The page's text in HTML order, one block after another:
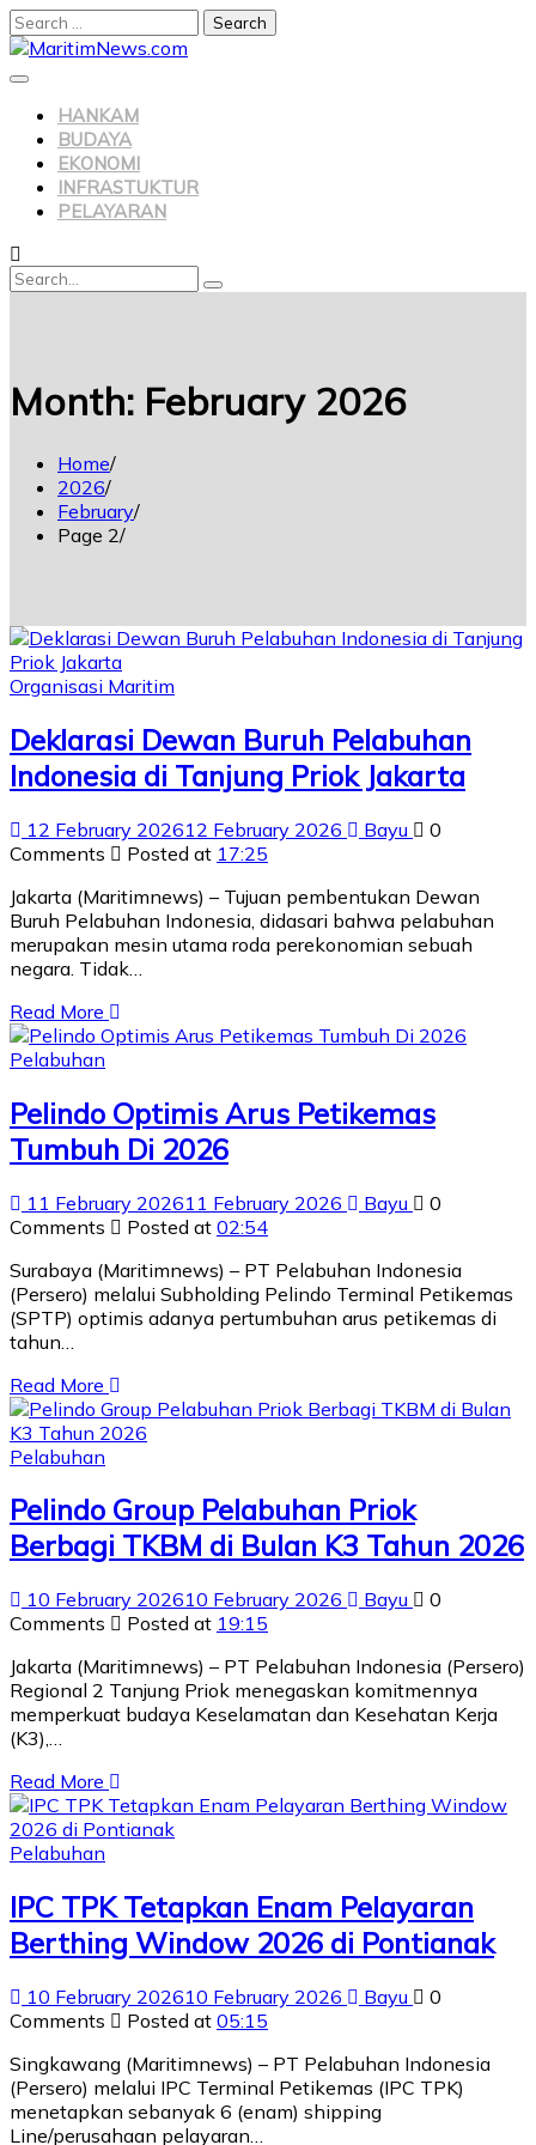
HANKAM
BUDAYA
EKONOMI
INFRASTUKTUR
PELAYARAN
Month: February 2026
Home
2026
February
Page 2
Organisasi Maritim
Deklarasi Dewan Buruh Pelabuhan
Indonesia di Tanjung Priok Jakarta
12 February 202612 February 2026 Bayu
0
Comments
Posted at 17:25
Jakarta (Maritimnews) – Tujuan pembentukan Dewan
Buruh Pelabuhan Indonesia, didasari bahwa pelabuhan
merupakan mesin utama roda perekonomian sebuah
negara. Tidak…
Read More
Pelabuhan
Pelindo Optimis Arus Petikemas
Tumbuh Di 2026
11 February 202611 February 2026 Bayu
0
Comments
Posted at 02:54
Surabaya (Maritimnews) – PT Pelabuhan Indonesia
(Persero) melalui Subholding Pelindo Terminal Petikemas
(SPTP) optimis adanya pertumbuhan arus petikemas di
tahun…
Read More
Pelabuhan
Pelindo Group Pelabuhan Priok
Berbagi TKBM di Bulan K3 Tahun 2026
10 February 202610 February 2026 Bayu
0
Comments
Posted at 19:15
Jakarta (Maritimnews) – PT Pelabuhan Indonesia (Persero)
Regional 2 Tanjung Priok menegaskan komitmennya
memperkuat budaya Keselamatan dan Kesehatan Kerja
(K3),…
Read More
Pelabuhan
IPC TPK Tetapkan Enam Pelayaran
Berthing Window 2026 di Pontianak
10 February 202610 February 2026 Bayu
0
Comments
Posted at 05:15
Singkawang (Maritimnews) – PT Pelabuhan Indonesia
(Persero) melalui IPC Terminal Petikemas (IPC TPK)
menetapkan sebanyak 6 (enam) shipping
Line/perusahaan pelayaran…